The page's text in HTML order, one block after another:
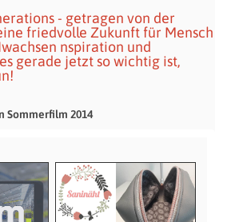
- getragen von der
friedvolle Zukunft für Mensch
nspiration und
gerade jetzt so wichtig ist,
Sommerfilm 2014